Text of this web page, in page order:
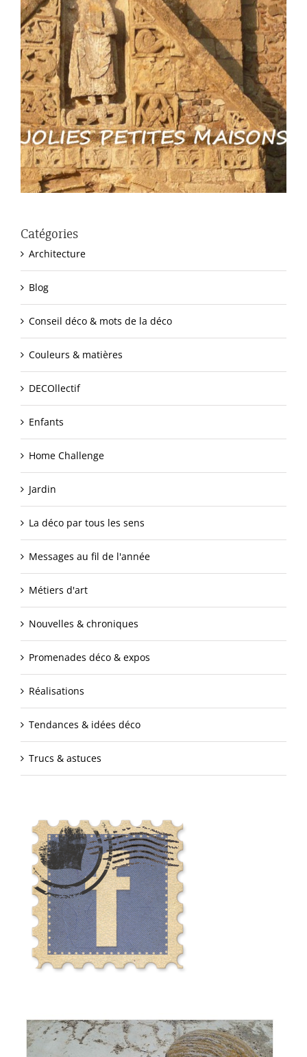
Catégories
Architecture
Blog
Conseil déco & mots de la déco
Couleurs & matières
DECOllectif
Enfants
Home Challenge
Jardin
La déco par tous les sens
Messages au fil de l'année
Métiers d'art
Nouvelles & chroniques
Promenades déco & expos
Réalisations
Tendances & idées déco
Trucs & astuces